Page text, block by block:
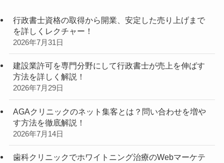
行政書士資格の取得から開業、安定した売り上げまで
を詳しくレクチャー！
2026年7月31日
建設業許可を専門分野にして行政書士が売上を伸ばす
方法を詳しく解説！
2026年7月29日
AGAクリニックのネット集客とは？問い合わせを増や
す方法を徹底解説！
2026年7月14日
歯科クリニックでホワイトニング治療のWebマーケテ